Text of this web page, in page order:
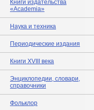
Книги издательства
«Academia»
Наука и техника
Периодические издания
Книги XVIII века
Энциклопедии, словари,
справочники
Фольклор